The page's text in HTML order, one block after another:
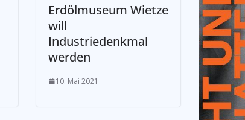
Erdölmuseum Wietze
will
Industriedenkmal
werden
10. Mai 2021